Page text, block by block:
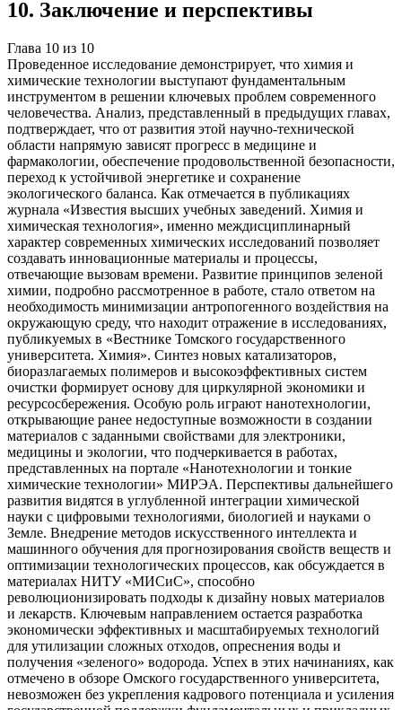
10. Заключение и перспективы
Глава 10 из 10
Проведенное исследование демонстрирует, что химия и
химические технологии выступают фундаментальным
инструментом в решении ключевых проблем современного
человечества. Анализ, представленный в предыдущих главах,
подтверждает, что от развития этой научно-технической
области напрямую зависят прогресс в медицине и
фармакологии, обеспечение продовольственной безопасности,
переход к устойчивой энергетике и сохранение
экологического баланса. Как отмечается в публикациях
журнала «Известия высших учебных заведений. Химия и
химическая технология», именно междисциплинарный
характер современных химических исследований позволяет
создавать инновационные материалы и процессы,
отвечающие вызовам времени. Развитие принципов зеленой
химии, подробно рассмотренное в работе, стало ответом на
необходимость минимизации антропогенного воздействия на
окружающую среду, что находит отражение в исследованиях,
публикуемых в «Вестнике Томского государственного
университета. Химия». Синтез новых катализаторов,
биоразлагаемых полимеров и высокоэффективных систем
очистки формирует основу для циркулярной экономики и
ресурсосбережения. Особую роль играют нанотехнологии,
открывающие ранее недоступные возможности в создании
материалов с заданными свойствами для электроники,
медицины и экологии, что подчеркивается в работах,
представленных на портале «Нанотехнологии и тонкие
химические технологии» МИРЭА. Перспективы дальнейшего
развития видятся в углубленной интеграции химической
науки с цифровыми технологиями, биологией и науками о
Земле. Внедрение методов искусственного интеллекта и
машинного обучения для прогнозирования свойств веществ и
оптимизации технологических процессов, как обсуждается в
материалах НИТУ «МИСиС», способно
революционизировать подходы к дизайну новых материалов
и лекарств. Ключевым направлением остается разработка
экономически эффективных и масштабируемых технологий
для утилизации сложных отходов, опреснения воды и
получения «зеленого» водорода. Успех в этих начинаниях, как
отмечено в обзоре Омского государственного университета,
невозможен без укрепления кадрового потенциала и усиления